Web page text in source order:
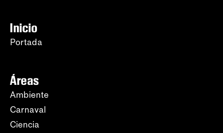
Inicio
Portada
Áreas
Ambiente
Carnaval
Ciencia